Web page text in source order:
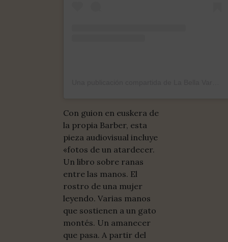
Con guion en euskera de
la propia Barber, esta
pieza audiovisual incluye
«fotos de un atardecer.
Un libro sobre ranas
entre las manos. El
rostro de una mujer
leyendo. Varias manos
que sostienen a un gato
montés. Un amanecer
que pasa. A partir del